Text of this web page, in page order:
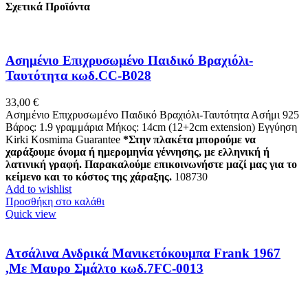
Σχετικά Προϊόντα
Ασημένιο Επιχρυσωμένο Παιδικό Βραχιόλι-
Ταυτότητα κωδ.CC-B028
33,00 €
Ασημένιο Επιχρυσωμένο Παιδικό Βραχιόλι-Ταυτότητα Ασήμι 925
Βάρος: 1.9 γραμμάρια Μήκος: 14cm (12+2cm extension) Εγγύηση
Kirki Kosmima Guarantee *Στην πλακέτα μπορούμε να
χαράξουμε όνομα ή ημερομηνία γέννησης, με ελληνική ή
λατινική γραφή. Παρακαλούμε επικοινωνήστε μαζί μας για το
κείμενο και το κόστος της χάραξης. 108730
Add to wishlist
Προσθήκη στο καλάθι
Quick view
Ατσάλινα Ανδρικά Μανικετόκουμπα Frank 1967
,Με Μαυρο Σμάλτο κωδ.7FC-0013